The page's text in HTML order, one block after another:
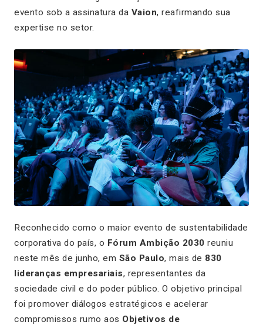
evento sob a assinatura da Vaion, reafirmando sua
expertise no setor.
Reconhecido como o maior evento de sustentabilidade
corporativa do país, o Fórum Ambição 2030 reuniu
neste mês de junho, em São Paulo, mais de 830
lideranças empresariais, representantes da
sociedade civil e do poder público. O objetivo principal
foi promover diálogos estratégicos e acelerar
compromissos rumo aos Objetivos de